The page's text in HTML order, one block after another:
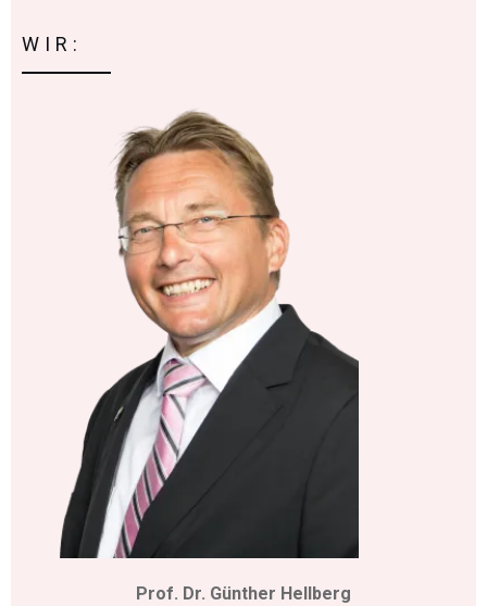
WIR:
Prof. Dr. Günther Hellberg